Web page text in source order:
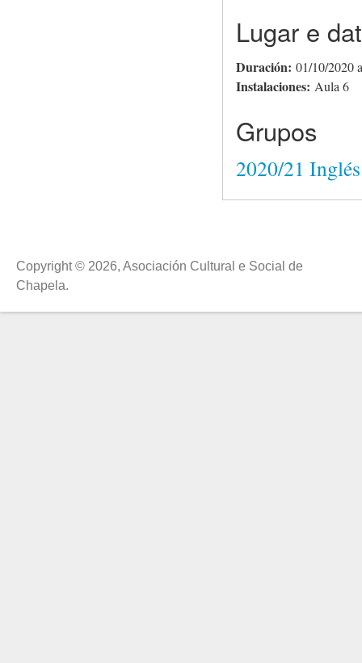
Lugar e
Duración: 01/10/2020
Instalaciones: Aula 6
Grupos
2020/21
Copyright © 2026, Asociación Cultural e Social de
Chapela.